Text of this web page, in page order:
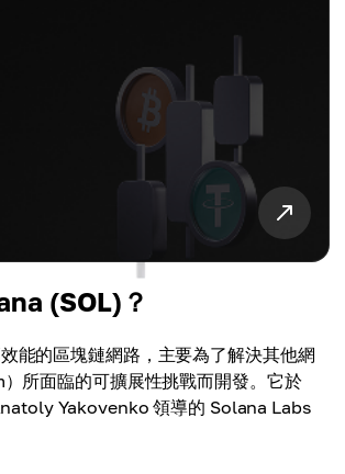
(SOL)？
能的區塊鏈網路，主要為了解決其他網
所面臨的可擴展性挑戰而開發。它於
Yakovenko 領導的 Solana Labs